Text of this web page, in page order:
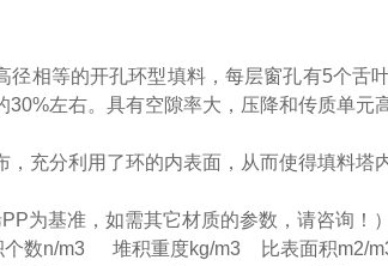
径相等的开孔环型填料，每层窗孔有5个
30%左右。具有空隙率大，压降和传质单元
，充分利用了环的内表面，从而使得填料塔
为基准，如需其它材质的参数，请咨询！）
个数n/m3 堆积重度kg/m3 比表面积m2/